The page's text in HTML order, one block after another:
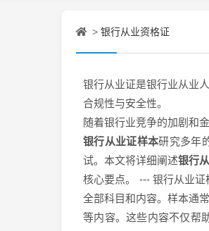
> 银行从业资格证
银行从业证是银行业从业
合规性与安全性。
随着银行业竞争的加剧和
银行从业证样本研究多年
试。本文将详细阐述银行
核心要点。 --- 银行从业
全部科目和内容。样本通
等内容。这些内容不仅帮